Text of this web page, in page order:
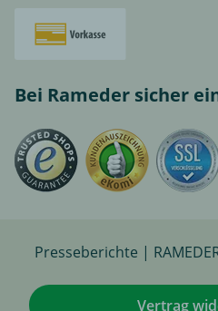
Bei Rameder sicher
Presseberichte |
Vertrag